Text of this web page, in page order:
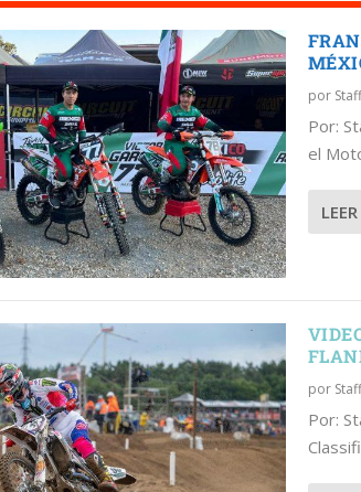
MUNDIAL MXGP DE
Jul 24, 2023|Video
por Staff
Por:
el
por Staff
Por: